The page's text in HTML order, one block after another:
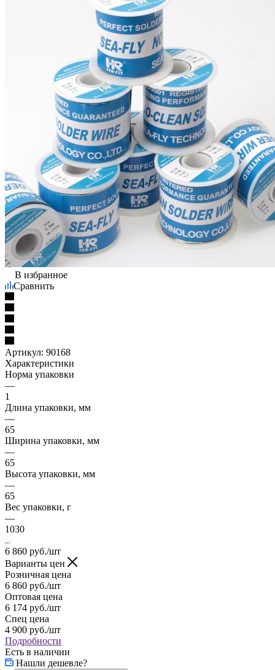
В избранное
Сравнить
Артикул: 90168
Характеристики
Норма упаковки
—
1
Длина упаковки, мм
—
65
Ширина упаковки, мм
—
65
Высота упаковки, мм
—
65
Вес упаковки, г
—
1030
6 860 руб./шт
Варианты цен
Розничная цена
6 860 руб./шт
Оптовая цена
6 174 руб./шт
Спец цена
4 900 руб./шт
Подробности
Есть в наличии
Нашли дешевле?